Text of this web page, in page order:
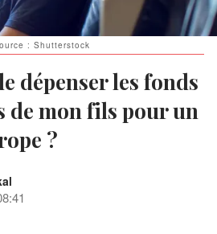
: Shutterstock
dépenser les fonds
mon fils pour un
?